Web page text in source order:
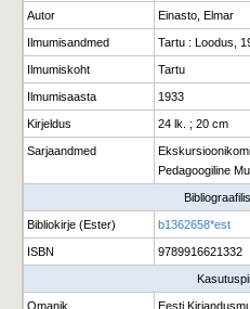
Autor Einasto, Elmar
Ilmumisandmed Tartu : Loodus,
Ilmumiskoht Tartu
Ilmumisaasta 1933
Kirjeldus 24 lk. ; 20 cm
Sarjaandmed
Pedagoogiline
Bibliokirje (Ester) b1362658*est
ISBN 9789916621332
Omanik Eesti